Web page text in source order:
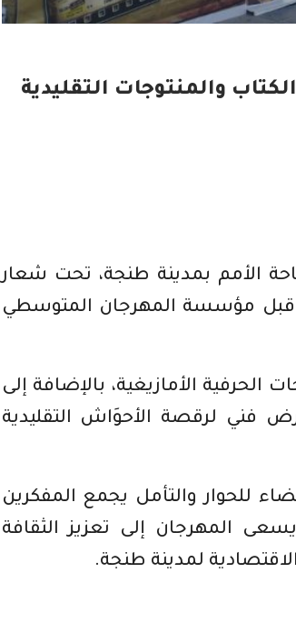
والمنتوجات التقليدية
“تويزا” في ساحة الأمم بمدينة طنجة، تحت شعار
قبل مؤسسة المهرجان المتوسطي
الأمازيغية، بالإضافة إلى
فني لرقصة الأحوَاش التقليدية
للحوار والتأمل يجمع المفكرين
المهرجان إلى تعزيز الثقافة
لمدينة طنجة.